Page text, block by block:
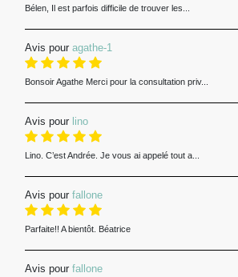
Bélen, Il est parfois difficile de trouver les...
Avis pour agathe-1
Bonsoir Agathe Merci pour la consultation priv...
Avis pour lino
Lino. C’est Andrée. Je vous ai appelé tout a...
Avis pour fallone
Parfaite!! A bientôt. Béatrice
Avis pour fallone